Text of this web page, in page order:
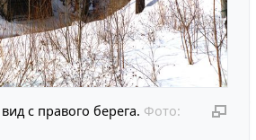
с правого берега. Фото: